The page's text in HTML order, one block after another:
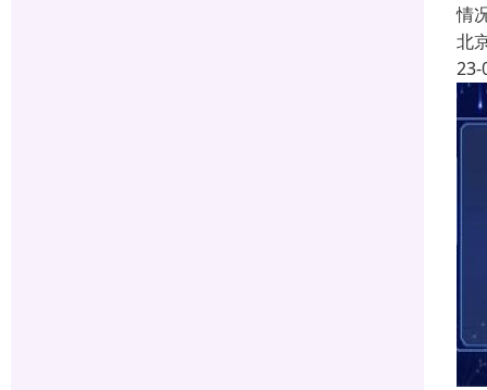
情
北
23-